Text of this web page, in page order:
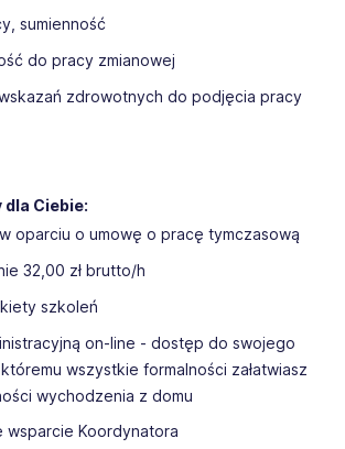
sumienność
do pracy zmianowej
zdrowotnych do podjęcia pracy
Ciebie:
oparciu o umowę o pracę tymczasową
32,00 zł brutto/h
szkoleń
on-line - dostęp do swojego
wszystkie formalności załatwiasz
wychodzenia z domu
wsparcie Koordynatora